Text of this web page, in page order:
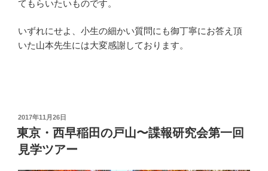
てもらいたいものです。
いずれにせよ、小生の細かい質問にも御丁寧にお答え頂
いた山本先生には大変感謝しております。
投
稿
日:
2017年11月26日
東京・西早稲田の戸山〜諜報研究会第一回
見学ツアー